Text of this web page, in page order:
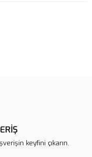
keyfini çıkarın.